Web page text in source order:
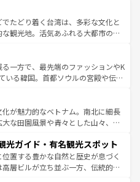
フードやハワイアンミュージッ
など、すべてがハワイの魅力を彩
新しい発見と感動が待っているハ
にそびえるウルル（エアーズロッ
い原生林やケアンズの熱帯雨林な
。また、カフェやワイン、オージ
充実しており、サーフィンやダイ
、アウトドア好きにはたまらな
彩な魅力を存分に味わいつくそ
たどり着く台湾は、多彩な文化と
観光地。活気あふれる大都市の台
である台湾東部など、都市の喧騒
ており、訪れる人に新しい発見と
。また、奥深い台湾の食文化も魅
ーツなど、バラエティ豊かな料理
なお、新着の台湾情報は コンテンツ一覧を参
一方で、最先端のファッションやK
いる韓国。首都ソウルの宮殿や伝統
四季折々の自然美を楽しむことが
や焼肉、絶品のストリートフード
理が待っている。夜には、韓国な
韓国の多彩な魅力を心ゆくまで味
てみてほしい。 なお、新着の韓国情報はコンテンツ一
が魅力的なベトナム。南北に細長
な田園風景や青々とした山々、世
息づく。ハノイの古い町並みやホ
治時代の建物も、独特の雰囲気を
バラエティの豊かさとおいしさで
光ガイド・有名観光スポット
置する豊かな自然と歴史が息づく
層ビルが立ち並ぶ一方、伝統的な